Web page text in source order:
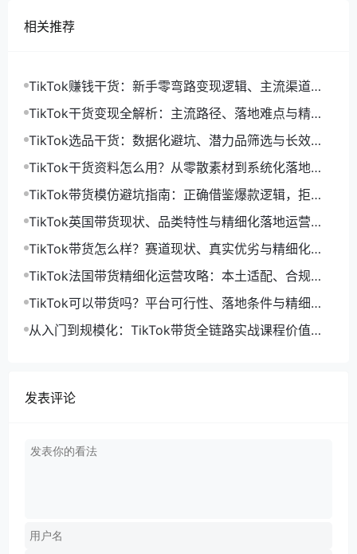
相关推荐
TikTok赚钱干货：新手零弯路变现逻辑、主流渠道与
精细化落地打法
TikTok干货变现全解析：主流路径、落地难点与精细
化增收打法
TikTok选品干货：数据化避坑、潜力品筛选与长效盈
利选品体系
TikTok干货资料怎么用？从零散素材到系统化落地运
营指南
TikTok带货模仿避坑指南：正确借鉴爆款逻辑，拒绝
低效搬运限流
TikTok英国带货现状、品类特性与精细化落地运营指
南
TikTok带货怎么样？赛道现状、真实优劣与精细化运
营落地解析
TikTok法国带货精细化运营攻略：本土适配、合规落
地与长效起量打法
TikTok可以带货吗？平台可行性、落地条件与精细化
运营解法
从入门到规模化：TikTok带货全链路实战课程价值与
发表评论